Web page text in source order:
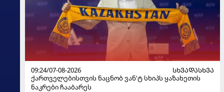
09:24/07-08-2026
ᲡᲮᲕᲐᲓᲐᲡᲮᲕᲐ
ქართველებისთვის ნაცნობ ვან'ტ სხიპს ყაზახეთის
ნაკრები ჩააბარეს